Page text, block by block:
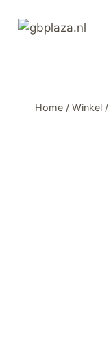
naar
Home / Winkel /